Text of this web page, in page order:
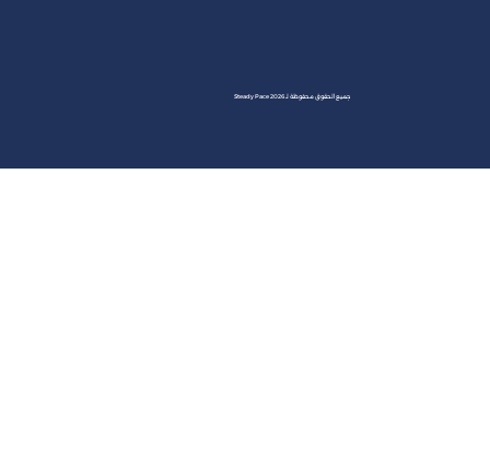
جميع الحقوق محفوظة لـ Steady Pace 2026